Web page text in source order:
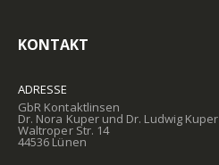
KONTAKT
ADRESSE
GbR Kontaktlinsen
Dr. Nora Kuper und Dr. Ludwig Kuper
Waltroper Str. 14
44536 Lünen